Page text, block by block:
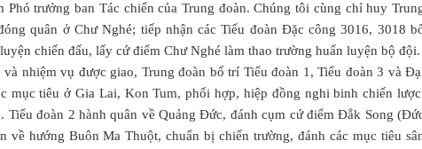
trưởng ban Tác chiến của Trung đoàn. Chúng tôi cùng chỉ huy
quân ở Chư Nghé; tiếp nhận các Tiểu đoàn Đặc công 3016, 3018
chiến đấu, lấy cứ điểm Chư Nghé làm thao trường huấn luyện bộ đội.
nhiệm vụ được giao, Trung đoàn bố trí Tiểu đoàn 1, Tiểu đoàn 3 và
mục tiêu ở Gia Lai, Kon Tum, phối hợp, hiệp đồng nghi binh chiến
Tiểu đoàn 2 hành quân về Quảng Đức, đánh cụm cứ điểm Đắk Song
về hướng Buôn Ma Thuột, chuẩn bị chiến trường, đánh các mục tiêu